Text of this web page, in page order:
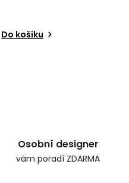
Do košíku
Osobní designer
vám poradí ZDARMA